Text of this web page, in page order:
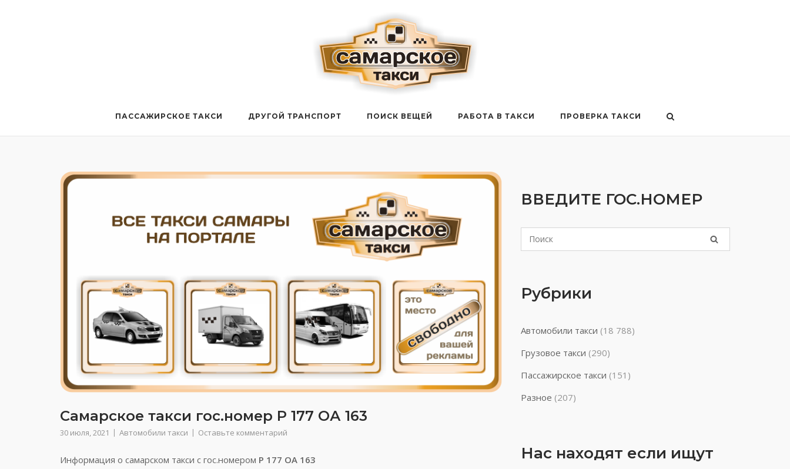
ПАССАЖИРСКОЕ ТАКСИ ДРУГОЙ ТРАНСПОРТ ПОИСК ВЕЩЕЙ РАБОТА В ТАКСИ ПРОВЕРКА ТАКСИ
Самарское такси гос.номер Р 177 ОА 163
30 июля, 2021 Автомобили такси Оставьте комментарий
Информация о самарском такси с гос.номером Р 177 ОА 163
ВВЕДИТЕ ГОС.НОМЕР
Рубрики
Автомобили такси (18 788)
Грузовое такси (290)
Пассажирское такси (151)
Разное (207)
Нас находят если ищут